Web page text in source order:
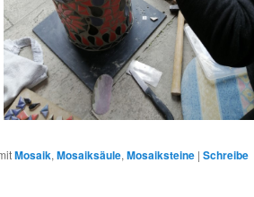
Mosaik, Mosaiksäule, Mosaiksteine | Schreibe